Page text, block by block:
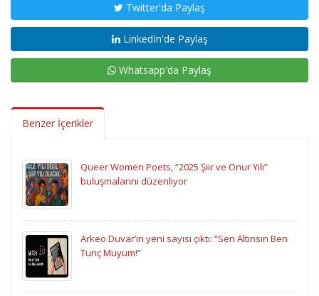
Twitter'da Paylaş
LinkedIn'de Paylaş
Whatsapp'da Paylaş
Benzer İçerikler
Queer Women Poets, “2025 Şiir ve Onur Yılı”
buluşmalarını düzenliyor
Arkeo Duvar’ın yeni sayısı çıktı: “Sen Altınsın Ben
Tunç Muyum!”